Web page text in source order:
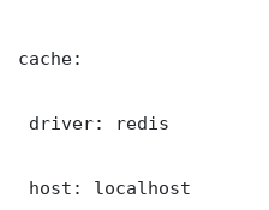
cache:
driver: redis
host: localhost